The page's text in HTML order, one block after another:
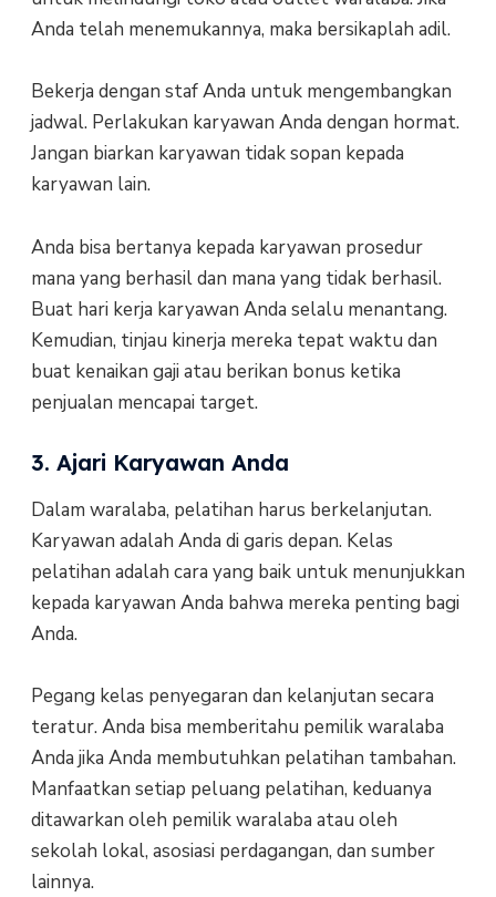
Anda telah menemukannya, maka bersikaplah adil.
Bekerja dengan staf Anda untuk mengembangkan
jadwal. Perlakukan karyawan Anda dengan hormat.
Jangan biarkan karyawan tidak sopan kepada
karyawan lain.
Anda bisa bertanya kepada karyawan prosedur
mana yang berhasil dan mana yang tidak berhasil.
Buat hari kerja karyawan Anda selalu menantang.
Kemudian, tinjau kinerja mereka tepat waktu dan
buat kenaikan gaji atau berikan bonus ketika
penjualan mencapai target.
3. Ajari Karyawan Anda
Dalam waralaba, pelatihan harus berkelanjutan.
Karyawan adalah Anda di garis depan. Kelas
pelatihan adalah cara yang baik untuk menunjukkan
kepada karyawan Anda bahwa mereka penting bagi
Anda.
Pegang kelas penyegaran dan kelanjutan secara
teratur. Anda bisa memberitahu pemilik waralaba
Anda jika Anda membutuhkan pelatihan tambahan.
Manfaatkan setiap peluang pelatihan, keduanya
ditawarkan oleh pemilik waralaba atau oleh
sekolah lokal, asosiasi perdagangan, dan sumber
lainnya.